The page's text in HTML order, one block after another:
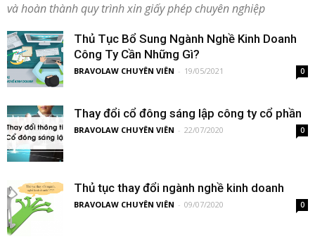
và hoàn thành quy trình xin giấy phép chuyên nghiệp
Thủ Tục Bổ Sung Ngành Nghề Kinh Doanh
Công Ty Cần Những Gì?
BRAVOLAW CHUYÊN VIÊN - 19/05/2021 0
Thay đổi cổ đông sáng lập công ty cổ phần
BRAVOLAW CHUYÊN VIÊN - 22/07/2020 0
Thủ tục thay đổi ngành nghề kinh doanh
BRAVOLAW CHUYÊN VIÊN - 09/07/2020 0